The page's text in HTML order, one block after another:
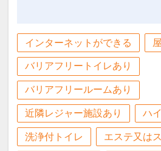
●インターネット用ＰＣ
大浴場のご案内
最上階の海側に面した、
宿泊者専用となります。
【営業時間】
ＡＭ６：００～９：００
ＰＭ１６：００～２２：
宿泊者専用となります
【営業時間】
ＡＭ６：００～９：００
ＰＭ１６：００～２２：
※バスタオル・浴衣は客
物をご利用ください。
インターネットができる
バリアフリートイレあり
バリアフリールームあり
近隣レジャー施設あり ハ
洗浄付トイレ エステ又は